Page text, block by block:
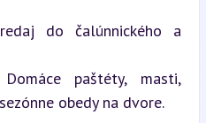
do čalúnnického a
paštéty, masti,
obedy na dvore.